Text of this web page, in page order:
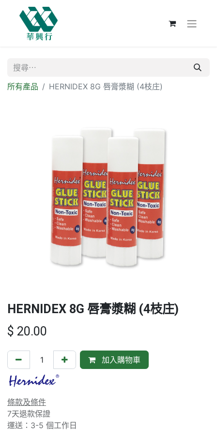
所有產品 HERNIDEX 8G 唇膏漿糊 (4枝庄)
HERNIDEX 8G 唇膏漿糊 (4枝庄)
$ 20.00
加入購物車
條款及條件
7天退款保證
運送：3-5 個工作日